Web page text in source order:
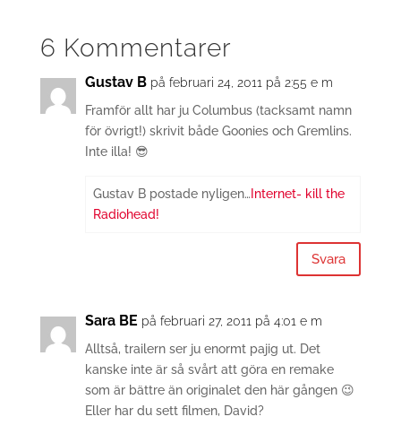
6 Kommentarer
Gustav B på februari 24, 2011 på 2:55 e m
Framför allt har ju Columbus (tacksamt namn
för övrigt!) skrivit både Goonies och Gremlins.
Inte illa! 😎
Gustav B postade nyligen… Internet- kill the
Radiohead!
Svara
Sara BE på februari 27, 2011 på 4:01 e m
Alltså, trailern ser ju enormt pajig ut. Det
kanske inte är så svårt att göra en remake
som är bättre än originalet den här gången 😉
Eller har du sett filmen, David?